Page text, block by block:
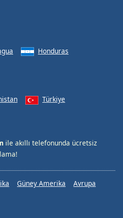
Honduras
Türkiye
ile akıllı telefonunda ücretsiz
Güney Amerika
Avrupa